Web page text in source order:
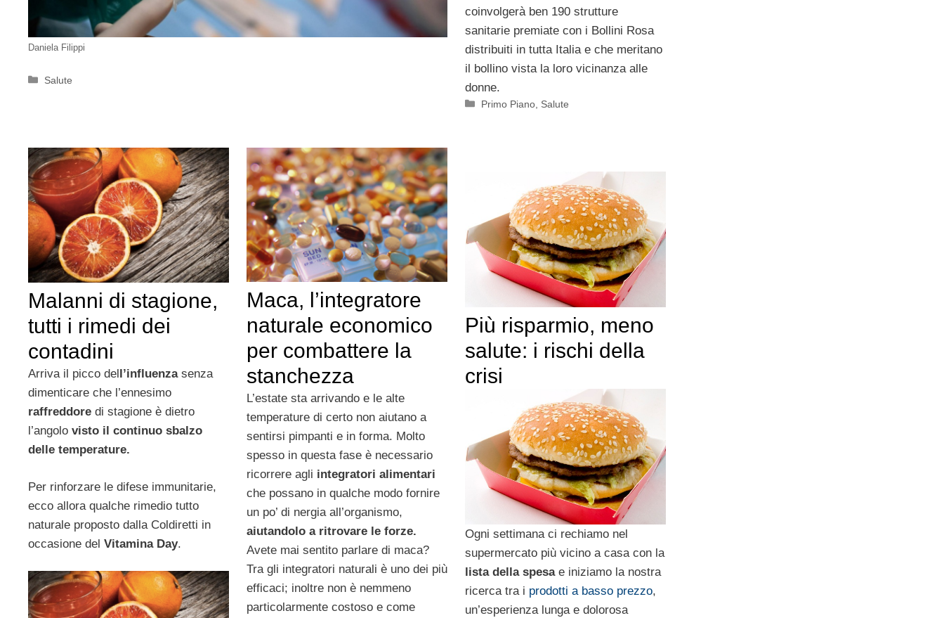
Daniela Filippi
Categorie
Salute
coinvolgerà ben 190 strutture
sanitarie premiate con i Bollini Rosa
distribuiti in tutta Italia e che meritano
il bollino vista la loro vicinanza alle
donne.
Categorie
Primo Piano Salute
Malanni di stagione,
tutti i rimedi dei
contadini
Arriva il picco del l’influenzasenza
dimenticare che l’ennesimo
raffreddore di stagione è dietro
l’angolo visto il continuo sbalzo
delle temperature.
Per rinforzare le difese immunitarie,
ecco allora qualche rimedio tutto
naturale proposto dalla Coldiretti in
occasione del Vitamina Day.
Maca, l’integratore
naturale economico
per combattere la
stanchezza
L’estate sta arrivando e le alte
temperature di certo non aiutano a
sentirsi pimpanti e in forma. Molto
spesso in questa fase è necessario
ricorrere agli integratori alimentari
che possano in qualche modo fornire
un po’ di nergia all’organismo,
aiutandolo a ritrovare le forze.
Avete mai sentito parlare di maca?
Tra gli integratori naturali è uno dei più
efficaci; inoltre non è nemmeno
particolarmente costoso e come
Più risparmio, meno
salute: i rischi della
crisi
Ogni settimana ci rechiamo nel
supermercato più vicino a casa con la
lista della spesa e iniziamo la nostra
ricerca tra i prodotti a basso prezzo,
un’esperienza lunga e dolorosa